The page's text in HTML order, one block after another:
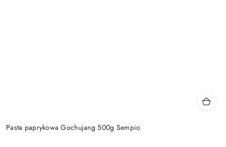
Pasta paprykowa Gochujang 500g Sempio